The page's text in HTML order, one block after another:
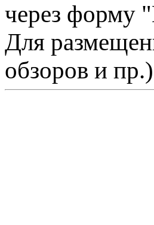
через форму
Для
обзоров и